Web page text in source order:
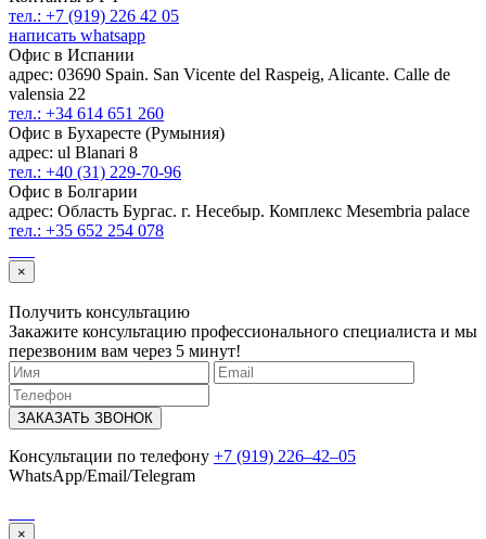
тел.: +7 (919) 226 42 05
написать whatsapp
Офис в Испании
адрес: 03690 Spain. San Vicente del Raspeig, Alicante. Calle de
valensia 22
тел.: +34 614 651 260
Офис в Бухаресте (Румыния)
адрес: ul Blanari 8
тел.: +40 (31) 229-70-96
Офис в Болгарии
адрес: Область Бургас. г. Несебыр. Комплекс Mesembria palace
тел.: +35 652 254 078
×
Получить консультацию
Закажите консультацию профессионального специалиста и мы
перезвоним вам через 5 минут!
ЗАКАЗАТЬ ЗВОНОК
Консультации по телефону +7 (919) 226‒42‒05
WhatsApp/Email/Telegram
×